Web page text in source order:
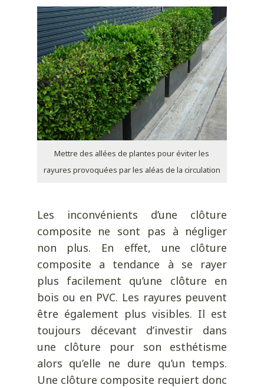
Mettre des allées de plantes pour éviter les
rayures provoquées par les aléas de la circulation
Les inconvénients d’une clôture
composite ne sont pas à négliger
non plus. En effet, une clôture
composite a tendance à se rayer
plus facilement qu’une clôture en
bois ou en PVC. Les rayures peuvent
être également plus visibles. Il est
toujours décevant d’investir dans
une clôture pour son esthétisme
alors qu’elle ne dure qu’un temps.
Une clôture composite requiert donc